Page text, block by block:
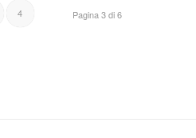
Pagina 3 di 6
4